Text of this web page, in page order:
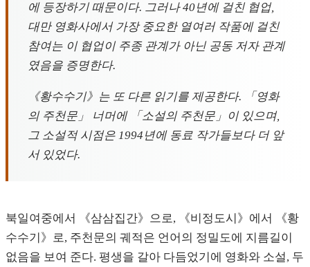
에 등장하기 때문이다. 그러나 40년에 걸친 협업,
대만 영화사에서 가장 중요한 열여러 작품에 걸친
참여는 이 협업이 주종 관계가 아닌 공동 저자 관계
였음을 증명한다.
《황수수기》는 또 다른 읽기를 제공한다. 「영화
의 주천문」 너머에 「소설의 주천문」이 있으며,
그 소설적 시점은 1994년에 동료 작가들보다 더 앞
서 있었다.
북일여중에서 《삼삼집간》으로, 《비정도시》에서 《황
수수기》로, 주천문의 궤적은 언어의 정밀도에 지름길이
없음을 보여 준다. 평생을 갈아 다듬었기에 영화와 소설, 두